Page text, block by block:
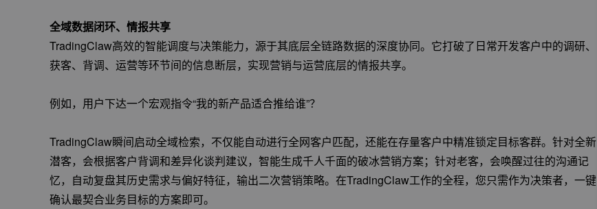
全域数据闭环、情报共享
TradingClaw高效的智能调度与决策能力，源于其底层全链路数据的深度协同。它打破了日常开发客户中的调研、
获客、背调、运营等环节间的信息断层，实现营销与运营底层的情报共享。
例如，用户下达一个宏观指令“我的新产品适合推给谁”？
TradingClaw瞬间启动全域检索，不仅能自动进行全网客户匹配，还能在存量客户中精准锁定目标客群。针对全新
潜客，会根据客户背调和差异化谈判建议，智能生成千人千面的破冰营销方案；针对老客，会唤醒过往的沟通记
忆，自动复盘其历史需求与偏好特征，输出二次营销策略。在TradingClaw工作的全程，您只需作为决策者，一键
确认最契合业务目标的方案即可。